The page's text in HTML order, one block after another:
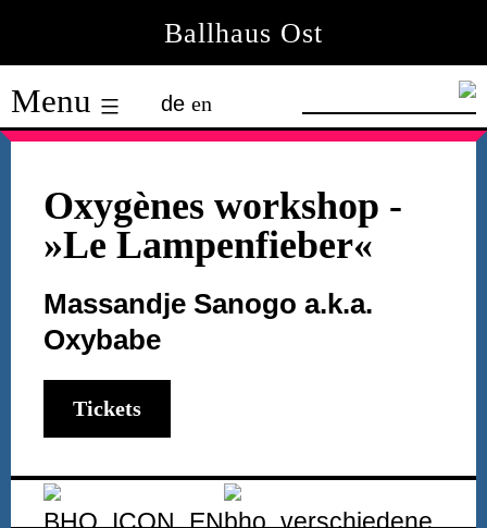
content
Ballhaus Ost
Ballhaus
Ost
Menu de en
Oxygènes workshop -
»Le Lampenfieber«
Massandje Sanogo a.k.a.
Oxybabe
Tickets